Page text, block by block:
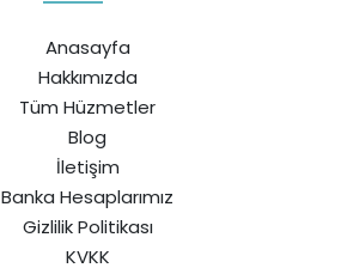
Anasayfa
Hakkımızda
Tüm Hüzmetler
Blog
İletişim
Banka Hesaplarımız
Gizlilik Politikası
KVKK